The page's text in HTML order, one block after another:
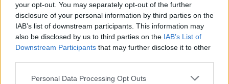
your opt-out. You may separately opt-out of the further
disclosure of your personal information by third parties on the
IAB’s list of downstream participants. This information may
also be disclosed by us to third parties on the IAB’s List of
Downstream Participants that may further disclose it to other
Please note that this website/app uses one or more Google
Personal Data Processing Opt Outs
© 2026 Tabletowo.pl. Wszelkie prawa zastrzeżone. K